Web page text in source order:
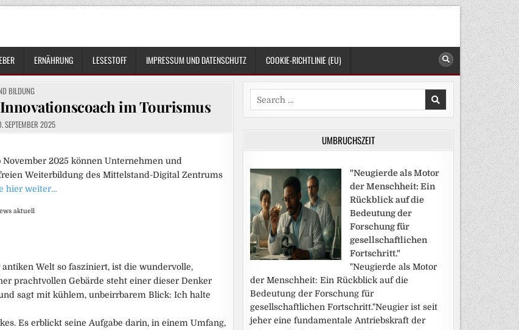
ERNÄHRUNG LESESTOFF IMPRESSUM UND DATENSCHUTZ COOKIE-RICHTLINIE (EU)
BILDUNG
im Tourismus
SEPTEMBER 2025
2025 können Unternehmen und
Weiterbildung des Mittelstand-Digital Zentrums
hier weiter…
aktuell
Welt so fasziniert, ist die wundervolle,
prachtvollen Gebärde steht einer dieser Denker
sagt mit kühlem, unbeirrbarem Blick: Ich halte
Es erblickt seine Aufgabe darin, in einem Umfang,
Search
for:
UMBRUCHSZEIT
"Neugierde als Motor
der Menschheit: Ein
Rückblick auf die
Bedeutung der
Forschung für
gesellschaftlichen
Fortschritt."
"Neugierde als Motor
der Menschheit: Ein Rückblick auf die
Bedeutung der Forschung für
gesellschaftlichen Fortschritt."Neugier ist seit
jeher eine fundamentale Antriebskraft der